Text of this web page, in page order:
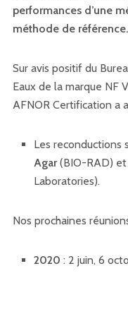
performances d’une
méthode de référence.
Sur avis positif du
Eaux de la marque NF
AFNOR Certification a
Les reconductions
Agar(BIO-RAD) et
Laboratories).
Nos prochaines
2020 : 2 juin, 6